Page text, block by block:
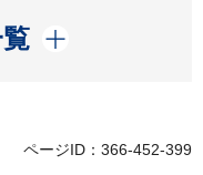
ページID：366-452-399